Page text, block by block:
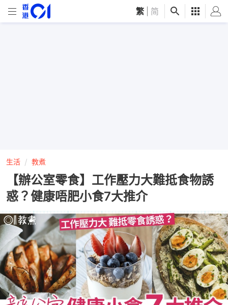
繁 简
生活 教煮
【辦公室零食】工作壓力大難抵食物誘
惑？健康唔肥小食7大推介